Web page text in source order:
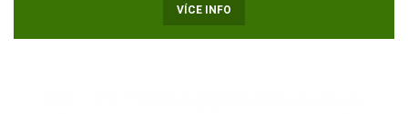
VÍCE INFO